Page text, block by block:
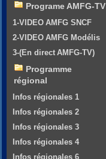
Programe AMFG-TV
1-VIDEO AMFG SNCF
2-VIDEO AMFG Modélis
3-(En direct AMFG-TV)
Programme
régional
Infos régionales 1
Infos régionales 2
Infos régionales 3
Infos régionales 4
Infos régionales 6